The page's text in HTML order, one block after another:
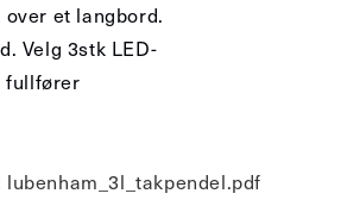
et langbord.
Velg 3stk LED-
fullfører
lubenham_3l_takpendel.pdf